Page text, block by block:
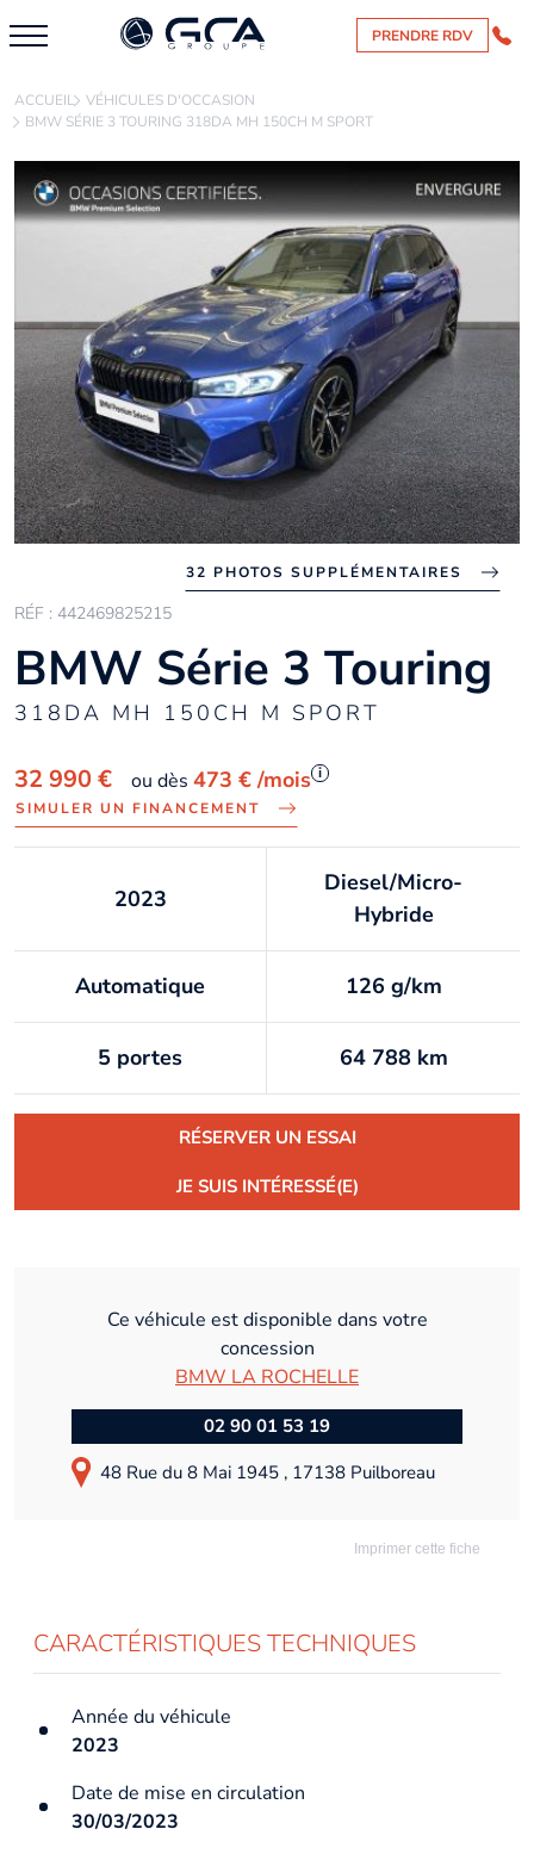
PRENDRE RDV
ACCUEIL VÉHICULES D'OCCASION
BMW SÉRIE 3 TOURING 318DA MH 150CH M SPORT
32 PHOTOS SUPPLÉMENTAIRES
RÉF : 442469825215
BMW Série 3 Touring
318DA MH 150CH M SPORT
32 990 € ou dès 473 € /mois i
SIMULER UN FINANCEMENT
2023
Diesel/Micro-
Hybride
Automatique 126 g/km
5 portes 64 788 km
RÉSERVER UN ESSAI
JE SUIS INTÉRESSÉ(E)
Ce véhicule est disponible dans votre
concession
BMW LA ROCHELLE
02 90 01 53 19
48 Rue du 8 Mai 1945 , 17138 Puilboreau
Imprimer cette fiche
CARACTÉRISTIQUES TECHNIQUES
Année du véhicule
2023
Date de mise en circulation
30/03/2023